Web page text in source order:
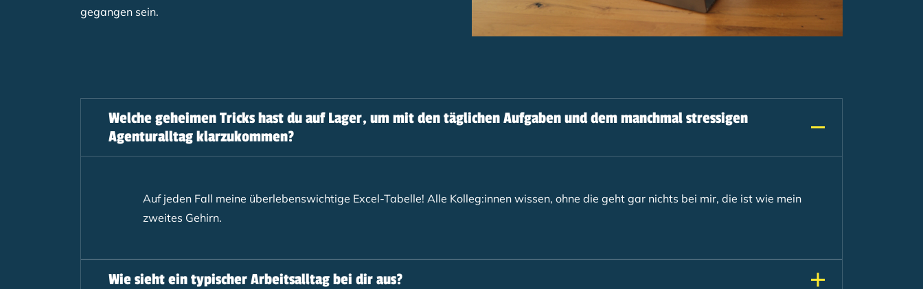
gegangen sein.
Welche geheimen Tricks hast du auf Lager, um mit den täglichen Aufgaben und dem manchmal stressigen
Agenturalltag klarzukommen?
Auf jeden Fall meine überlebenswichtige Excel-Tabelle! Alle Kolleg:innen wissen, ohne die geht gar nichts bei mir, die ist wie mein
zweites Gehirn.
Wie sieht ein typischer Arbeitsalltag bei dir aus?